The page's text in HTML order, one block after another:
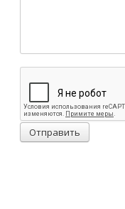
Отправить